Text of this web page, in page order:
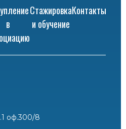
в
Стажировка
и обучение
Контакты
оф.300/8